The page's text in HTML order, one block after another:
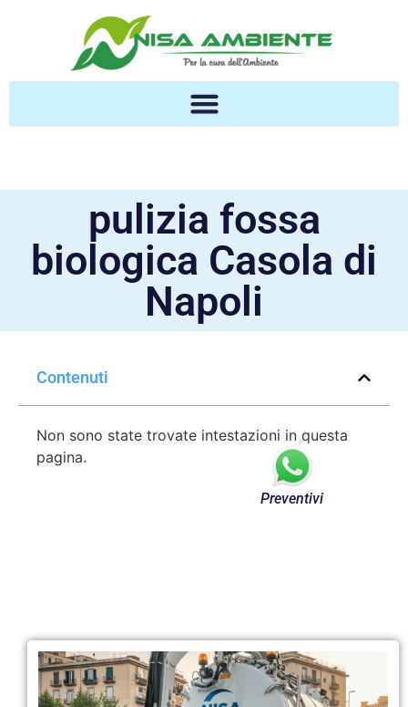
pulizia fossa
biologica Casola di
Napoli
Contenuti
Non sono state trovate intestazioni in questa
pagina.
Preventivi